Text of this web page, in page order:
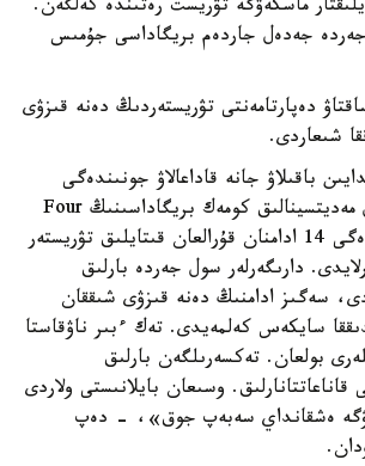
ماسكەۋگە تۋريست رەتىندە كەلگەن.
جەردە جەدەل جاردەم بريگاداسى جۇمىس
دەپارتامەنتى تۋريستەردىڭ دەنە قىزۋى
شىعاردى.
باقىلاۋ جانە قاداعالاۋ جونىندەگى
جەدەل شتاب جەدەل مەديتسينالىق كومەك بريگاداسىنىڭ Four
Seasons قوناقۇيىندەگى 14 ادامنان قۇرالعان قىتايلىق تۋريستەر
دارىگەرلەر سول جەردە بارلىق
سەگىز ادامنىڭ دەنە قىزۋى شىققان
سايكەس كەلمەيدى. تەك ءبىر ناۋقاستا
بولعان. تەكسەرىلگەن بارلىق
قاناعاتتانارلىق. وسىعان بايلانىستى ولاردى
ەشقانداي سەبەپ جوق»، - دەپ